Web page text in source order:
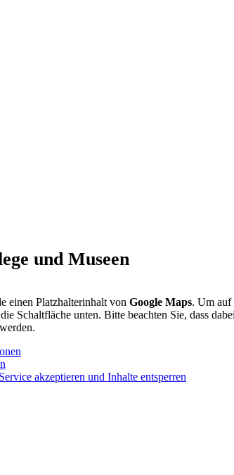
und Museen
einen Platzhalterinhalt von Google Maps. Um auf
Schaltfläche unten. Bitte beachten Sie, dass
akzeptieren und Inhalte entsperren